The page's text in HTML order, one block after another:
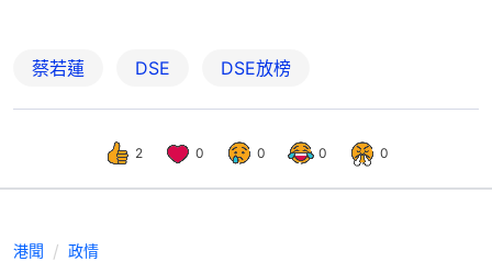
蔡若蓮 DSE DSE放榜
2 0 0 0 0
港聞 政情